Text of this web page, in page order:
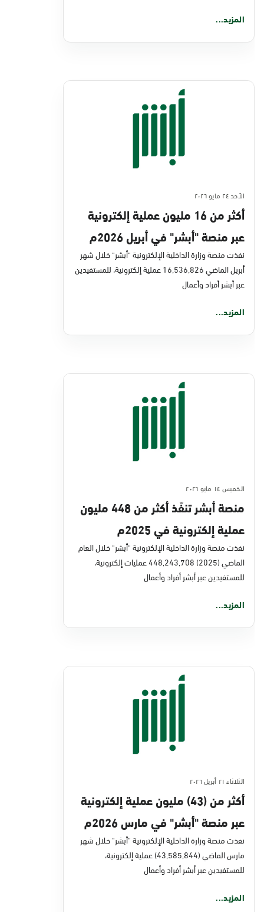
المزيد...
الأحد ٢٤ مايو ٢٠٢٦
أكثر من 16 مليون عملية إلكترونية
عبر منصة "أبشر" في أبريل 2026م
نفذت منصة وزارة الداخلية الإلكترونية "أبشر" خلال شهر
أبريل الماضي 16,536,826 عملية إلكترونية، للمستفيدين
عبر أبشر أفراد وأعمال
المزيد...
الخميس ١٤ مايو ٢٠٢٦
منصة أبشر تنفّذ أكثر من 448 مليون
عملية إلكترونية في 2025م
نفذت منصة وزارة الداخلية الإلكترونية "أبشر" خلال العام
الماضي (2025) 448,243,708 عمليات إلكترونية،
للمستفيدين عبر أبشر أفراد وأعمال
المزيد...
الثلاثاء ٢١ أبريل ٢٠٢٦
أكثر من (43) مليون عملية إلكترونية
عبر منصة "أبشر" في مارس 2026م
نفذت منصة وزارة الداخلية الإلكترونية "أبشر" خلال شهر
مارس الماضي (43,585,844) عملية إلكترونية،
للمستفيدين عبر أبشر أفراد وأعمال
المزيد...